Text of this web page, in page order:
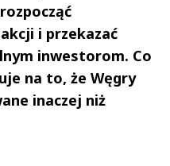
i przekazać
inwestorom. Co
na to, że Węgry
inaczej niż